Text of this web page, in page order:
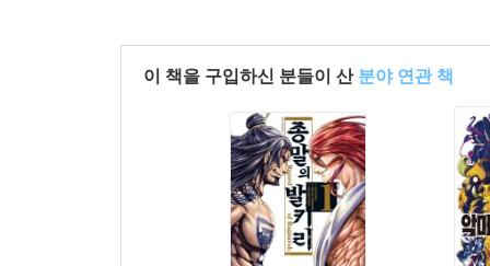
이 책을 구입하신 분들이 산 분야 연관 책